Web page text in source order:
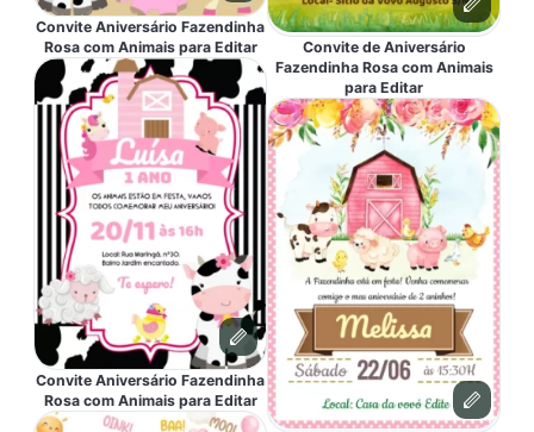
Convite Aniversário Fazendinha
Rosa com Animais para Editar
Convite Aniversário Fazendinha
Rosa com Animais para Editar
Convite de Aniversário
Fazendinha Rosa com Animais
para Editar